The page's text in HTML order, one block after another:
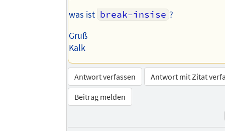
was ist break-insise ?
Gruß
Kalk
Antwort verfassen
Antwort mit Zitat
Beitrag melden